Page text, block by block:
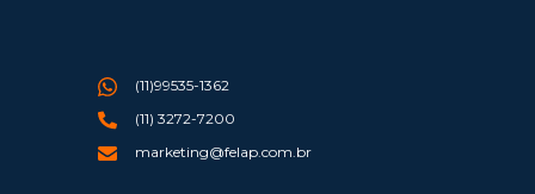
(11)99535-1362
(11) 3272-7200
marketing@felap.com.br